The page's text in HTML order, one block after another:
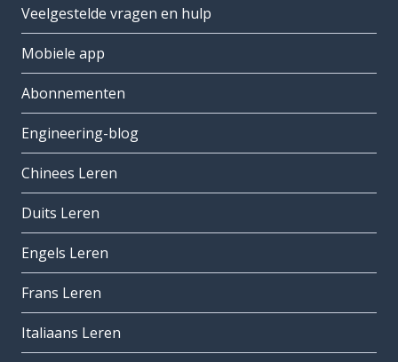
Veelgestelde vragen en hulp
Mobiele app
Abonnementen
Engineering-blog
Chinees Leren
Duits Leren
Engels Leren
Frans Leren
Italiaans Leren